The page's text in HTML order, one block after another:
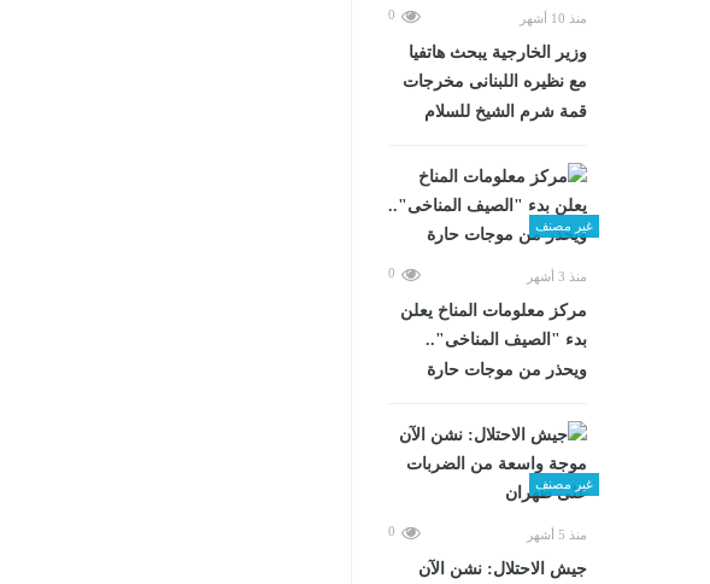
منذ 10 أشهر 0
وزير الخارجية يبحث هاتفيا
مع نظيره اللبنانى مخرجات
قمة شرم الشيخ للسلام
غير مصنف
منذ 3 أشهر 0
مركز معلومات المناخ يعلن
بدء "الصيف المناخى"..
ويحذر من موجات حارة
غير مصنف
منذ 5 أشهر 0
جيش الاحتلال: نشن الآن